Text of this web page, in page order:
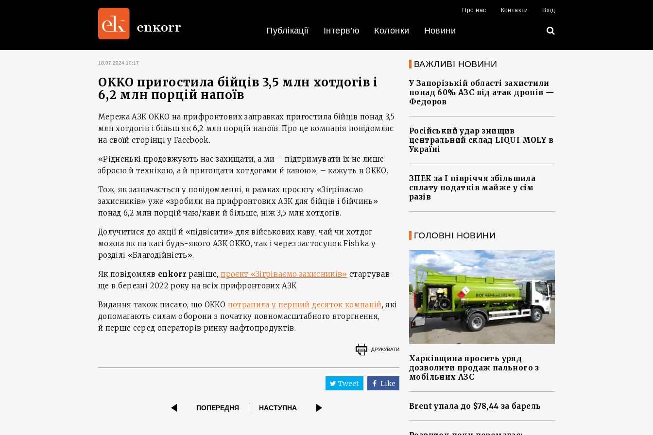
Про нас Контакти Вхід
Публікації Інтерв’ю Колонки Новини
18.07.2024 10:17
OKKO пригостила бійців 3,5 млн хотдогів і
6,2 млн порцій напоїв
Мережа АЗК OKKO на прифронтових заправках пригостила бійців понад 3,5
млн хотдогів і більш як 6,2 млн порцій напоїв. Про це компанія повідомляє
на своїй сторінці у Facebook.
«Рідненькі продовжують нас захищати, а ми – підтримувати їх не лише
зброєю й технікою, а й пригощати хотдогами й кавою», – кажуть в ОККО.
Тож, як зазначається у повідомленні, в рамках проєкту «Зігріваємо
захисників» уже «зробили на прифронтових АЗК для бійців і бійчинь»
понад 6,2 млн порцій чаю/кави й більше, ніж 3,5 млн хотдогів.
Долучитися до акції й «підвісити» для військових каву, чай чи хотдог
можна як на касі будь-якого АЗК ОККО, так і через застосунок Fishka у
розділі «Благодійність».
Як повідомляв enkorr раніше,проєкт «Зігріваємо захисників» стартував
ще в березні 2022 року на всіх прифронтових АЗК.
Видання також писало, що ОККО потрапила у перший десяток компаній, які
допомагають силам оборони з початку повномасштабного вторгнення,
й перше серед операторів ринку нафтопродуктів.
ДРУКУВАТИ
Tweet Like
ПОПЕРЕДНЯ НАСТУПНА
ВАЖЛИВІ НОВИНИ
У Запорізькій області захистили
понад 60% АЗС від атак дронів —
Федоров
Російський удар знищив
центральний склад LIQUI MOLY в
Україні
ЗПЕК за І півріччя збільшила
сплату податків майже у сім
разів
ГОЛОВНІ НОВИНИ
Харківщина просить уряд
дозволити продаж пального з
мобільних АЗС
Brent упала до $78,44 за барель